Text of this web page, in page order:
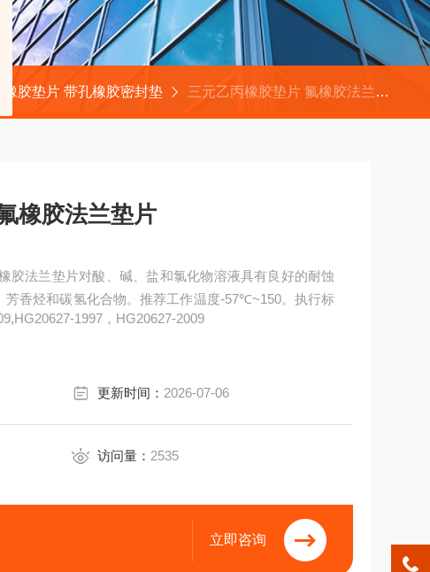
橡胶垫片 带孔橡胶密封垫 三元乙丙橡胶垫片 氟橡胶法兰垫片
元乙丙橡胶垫片 氟橡胶法兰垫片
芳香烃和碳氢化合物。推荐工作温度-57℃~150。执行标
1997，HG20627-2009
更新时间： 2026-07-06
访问量： 2535
立即咨询